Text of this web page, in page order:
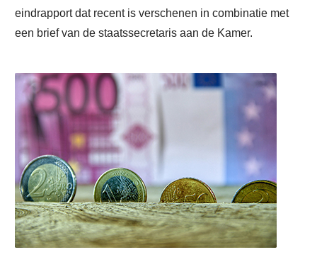
eindrapport dat recent is verschenen in combinatie met
een brief van de staatssecretaris aan de Kamer.